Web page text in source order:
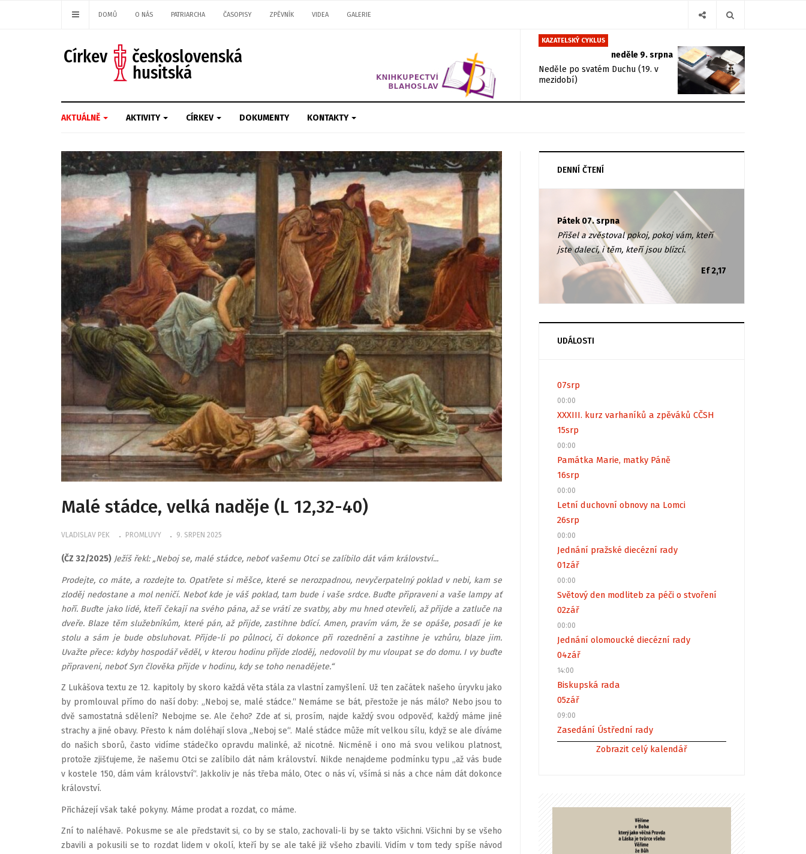
DOMŮ O NÁS PATRIARCHA ČASOPISY ZPĚVNÍK VIDEA GALERIE
KAZATELSKÝ CYKLUS
neděle 9. srpna
Neděle po svatém Duchu (19. v
mezidobí)
AKTUÁLNĚ AKTIVITY CÍRKEV DOKUMENTY KONTAKTY
Malé stádce, velká naděje (L 12,32-40)
VLADISLAV PEK PROMLUVY 9. SRPEN 2025
(ČZ 32/2025) Ježíš řekl: „Neboj se, malé stádce, neboť vašemu Otci se zalíbilo dát vám království...
Prodejte, co máte, a rozdejte to. Opatřete si měšce, které se nerozpadnou, nevyčerpatelný poklad v nebi, kam se
zloděj nedostane a mol neničí. Neboť kde je váš poklad, tam bude i vaše srdce. Buďte připraveni a vaše lampy ať
hoří. Buďte jako lidé, kteří čekají na svého pána, až se vrátí ze svatby, aby mu hned otevřeli, až přijde a zatluče na
dveře. Blaze těm služebníkům, které pán, až přijde, zastihne bdící. Amen, pravím vám, že se opáše, posadí je ke
stolu a sám je bude obsluhovat. Přijde-li po půlnoci, či dokonce při rozednění a zastihne je vzhůru, blaze jim.
Uvažte přece: kdyby hospodář věděl, v kterou hodinu přijde zloděj, nedovolil by mu vloupat se do domu. I vy buďte
připraveni, neboť Syn člověka přijde v hodinu, kdy se toho nenadějete.“
Z Lukášova textu ze 12. kapitoly by skoro každá věta stála za vlastní zamyšlení. Už ten začátek našeho úryvku jako
by promlouval přímo do naší doby: „Neboj se, malé stádce.“ Nemáme se bát, přestože je nás málo? Nebo jsou to
dvě samostatná sdělení? Nebojme se. Ale čeho? Zde ať si, prosím, najde každý svou odpověď, každý máme jiné
strachy a jiné obavy. Přesto k nám doléhají slova „Neboj se“. Malé stádce může mít velkou sílu, když se ale díváme
do našich sborů, často vidíme stádečko opravdu malinké, až nicotné. Nicméně i ono má svou velikou platnost,
protože zjišťujeme, že našemu Otci se zalíbilo dát nám království. Nikde nenajdeme podmínku typu „až vás bude
v kostele 150, dám vám království“. Jakkoliv je nás třeba málo, Otec o nás ví, všímá si nás a chce nám dát dokonce
království.
Přicházejí však také pokyny. Máme prodat a rozdat, co máme.
Zní to naléhavě. Pokusme se ale představit si, co by se stalo, zachovali-li by se takto všichni. Všichni by se všeho
zbavili a pokusili se to rozdat lidem v okolí, kteří by se ale také již všeho zbavili. Vidím v tom tedy spíše návod
DENNÍ ČTENÍ
Pátek 07. srpna
Přišel a zvěstoval pokoj, pokoj vám, kteří
jste dalecí, i těm, kteří jsou blízcí.
Ef 2,17
UDÁLOSTI
07srp
00:00
XXXIII. kurz varhaníků a zpěváků CČSH
15srp
00:00
Památka Marie, matky Páně
16srp
00:00
Letní duchovní obnovy na Lomci
26srp
00:00
Jednání pražské diecézní rady
01zář
00:00
Světový den modliteb za péči o stvoření
02zář
00:00
Jednání olomoucké diecézní rady
04zář
14:00
Biskupská rada
05zář
09:00
Zasedání Ústřední rady
Zobrazit celý kalendář